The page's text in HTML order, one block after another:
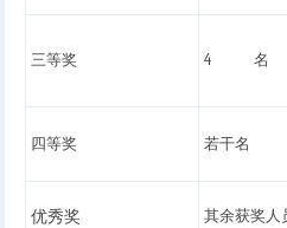
三等奖 4 名
四等奖 若干名
优秀奖 其余获奖人